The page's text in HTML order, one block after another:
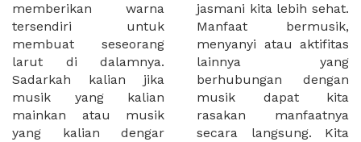
memberikan warna
tersendiri untuk
membuat seseorang
larut di dalamnya.
Sadarkah kalian jika
musik yang kalian
mainkan atau musik
yang kalian dengar
jasmani kita lebih sehat.
Manfaat bermusik,
menyanyi atau aktifitas
lainnya yang
berhubungan dengan
musik dapat kita
rasakan manfaatnya
secara langsung. Kita